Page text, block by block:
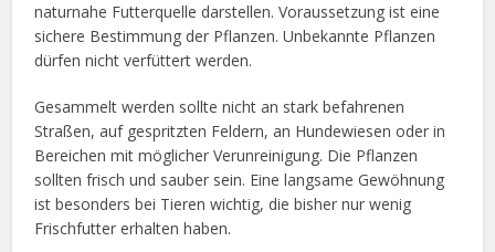
naturnahe Futterquelle darstellen. Voraussetzung ist eine
sichere Bestimmung der Pflanzen. Unbekannte Pflanzen
dürfen nicht verfüttert werden.
Gesammelt werden sollte nicht an stark befahrenen
Straßen, auf gespritzten Feldern, an Hundewiesen oder in
Bereichen mit möglicher Verunreinigung. Die Pflanzen
sollten frisch und sauber sein. Eine langsame Gewöhnung
ist besonders bei Tieren wichtig, die bisher nur wenig
Frischfutter erhalten haben.